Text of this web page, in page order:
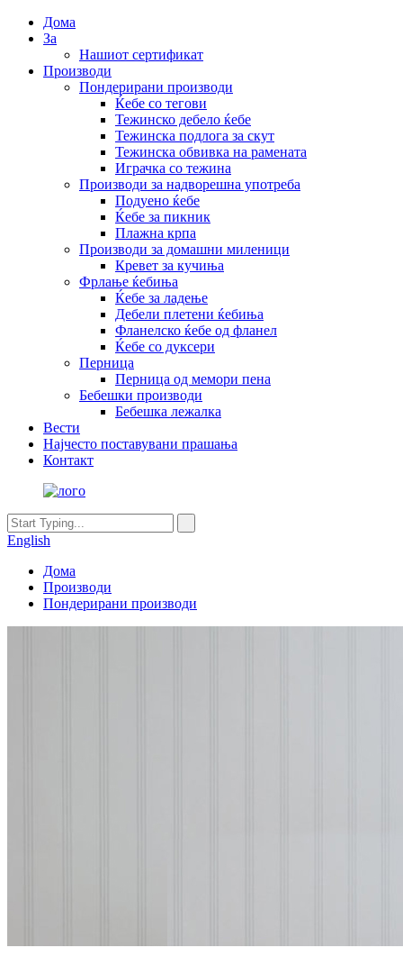
Дома
За
Нашиот сертификат
Производи
Пондерирани производи
Ќебе со тегови
Тежинско дебело ќебе
Тежинска подлога за скут
Тежинска обвивка на рамената
Играчка со тежина
Производи за надворешна употреба
Подуено ќебе
Ќебе за пикник
Плажна крпа
Производи за домашни миленици
Кревет за кучиња
Фрлање ќебиња
Ќебе за ладење
Дебели плетени ќебиња
Фланелско ќебе од фланел
Ќебе со дуксери
Перница
Перница од мемори пена
Бебешки производи
Бебешка лежалка
Вести
Најчесто поставувани прашања
Контакт
English
Дома
Производи
Пондерирани производи